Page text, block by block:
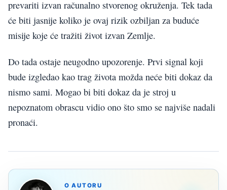
prevariti izvan računalno stvorenog okruženja. Tek tada
će biti jasnije koliko je ovaj rizik ozbiljan za buduće
misije koje će tražiti život izvan Zemlje.
Do tada ostaje neugodno upozorenje. Prvi signal koji
bude izgledao kao trag života možda neće biti dokaz da
nismo sami. Mogao bi biti dokaz da je stroj u
nepoznatom obrascu vidio ono što smo se najviše nadali
pronaći.
O AUTORU